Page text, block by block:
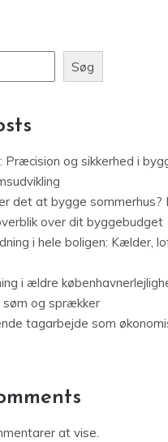
Søg
Præcision og sikkerhed i
det at bygge sommerhus?
over dit byggebudget
i hele boligen: Kælder,
i ældre
og sprækker
tagarbejde som
at vise.